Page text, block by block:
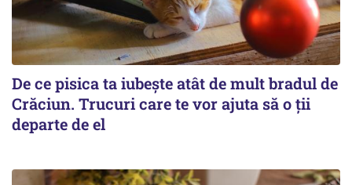
De ce pisica ta iubește atât de mult bradul de
Crăciun. Trucuri care te vor ajuta să o ții
departe de el